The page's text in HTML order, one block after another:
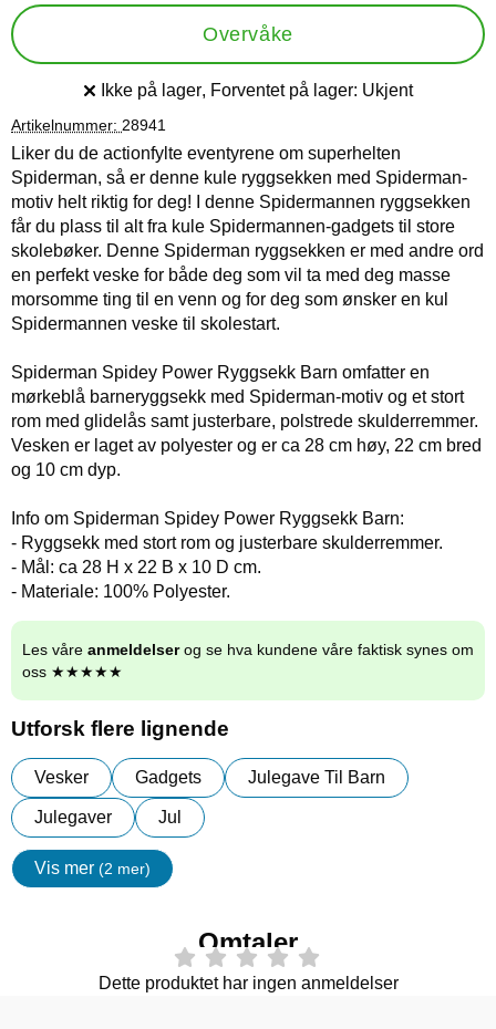
Overvåke
Produkttilgjengelighet:
Ikke på lager, Forventet på lager: Ukjent
Artikelnummer: 28941
Liker du de actionfylte eventyrene om superhelten
Spiderman, så er denne kule ryggsekken med Spiderman-
motiv helt riktig for deg! I denne Spidermannen ryggsekken
får du plass til alt fra kule Spidermannen-gadgets til store
skolebøker. Denne Spiderman ryggsekken er med andre ord
en perfekt veske for både deg som vil ta med deg masse
morsomme ting til en venn og for deg som ønsker en kul
Spidermannen veske til skolestart.
Spiderman Spidey Power Ryggsekk Barn omfatter en
mørkeblå barneryggsekk med Spiderman-motiv og et stort
rom med glidelås samt justerbare, polstrede skulderremmer.
Vesken er laget av polyester og er ca 28 cm høy, 22 cm bred
og 10 cm dyp.
Info om Spiderman Spidey Power Ryggsekk Barn:
- Ryggsekk med stort rom og justerbare skulderremmer.
- Mål: ca 28 H x 22 B x 10 D cm.
- Materiale: 100% Polyester.
Les våre anmeldelserog se hva kundene våre faktisk synes om
oss ★★★★★
Utforsk flere lignende
Vesker Gadgets Julegave Til Barn
Julegaver Jul
Vis mer (2 mer)
egenskaper
Omtaler
Dette produktet har ingen anmeldelser